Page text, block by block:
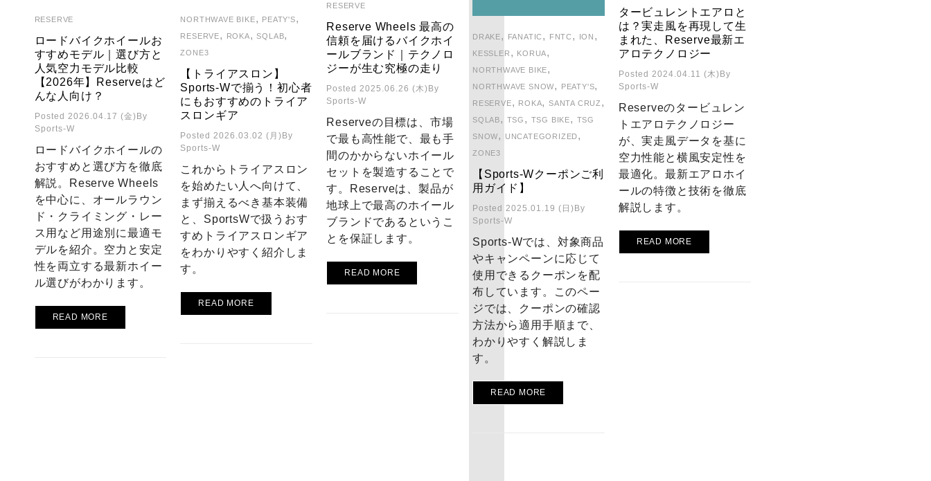
RESERVE
ロードバイクホイールお
すすめモデル｜選び方と
人気空力モデル比較
【2026年】Reserveはど
んな人向け？
Posted 2026.04.17 (金) By
Sports-W
ロードバイクホイールの
おすすめと選び方を徹底
解説。Reserve Wheels
を中心に、オールラウン
ド・クライミング・レー
ス用など用途別に最適モ
デルを紹介。空力と安定
性を両立する最新ホイー
ル選びがわかります。
READ MORE
NORTHWAVE BIKE, PEATY'S,
RESERVE, ROKA,SQLAB,
ZONE3
【トライアスロン】
Sports-Wで揃う！初心者
にもおすすめのトライア
スロンギア
Posted 2026.03.02 (月) By
Sports-W
これからトライアスロン
を始めたい人へ向けて、
まず揃えるべき基本装備
と、SportsWで扱うおす
すめトライアスロンギア
をわかりやすく紹介しま
す。
READ MORE
RESERVE
Reserve Wheels 最高の
信頼を届けるバイクホイ
ールブランド｜テクノロ
ジーが生む究極の走り
Posted 2025.06.26 (木) By
Sports-W
Reserveの目標は、市場
で最も高性能で、最も手
間のかからないホイール
セットを製造することで
す。Reserveは、製品が
地球上で最高のホイール
ブランドであるというこ
とを保証します。
READ MORE
DRAKE, FANATIC, FNTC, ION ,
KESSLER , KORUA,
NORTHWAVE BIKE,
NORTHWAVE SNOW, PEATY'S,
RESERVE, ROKA,SANTA CRUZ ,
SQLAB, TSG , TSG BIKE, TSG
SNOW, UNCATEGORIZED,
ZONE3
【Sports-Wクーポンご利
用ガイド】
Posted 2025.01.19 (日) By
Sports-W
Sports-Wでは、対象商品
やキャンペーンに応じて
使用できるクーポンを配
布しています。このペー
ジでは、クーポンの確認
方法から適用手順まで、
わかりやすく解説しま
す。
READ MORE
タービュレントエアロと
は？実走風を再現して生
まれた、Reserve最新エ
アロテクノロジー
Posted 2024.04.11 (木) By
Sports-W
Reserveのタービュレン
トエアロテクノロジー
が、実走風データを基に
空力性能と横風安定性を
最適化。最新エアロホイ
ールの特徴と技術を徹底
解説します。
READ MORE